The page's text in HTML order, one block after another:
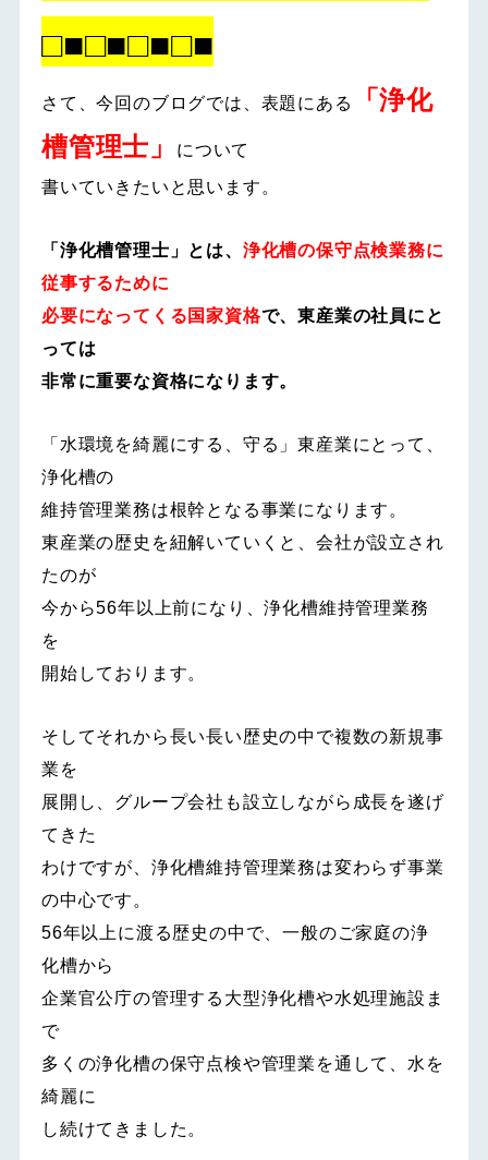
□■□■□■□■
さて、今回のブログでは、表題にある
「浄化
槽管理士」
について
書いていきたいと思います。
「浄化槽管理士」とは、 浄化槽の保守点検業務に
従事するために
必要になってくる国家資格で、東産業の社員にと
っては
非常に重要な資格になります。
「水環境を綺麗にする、守る」東産業にとって、
浄化槽の
維持管理業務は根幹となる事業になります。
東産業の歴史を紐解いていくと、会社が設立され
たのが
今から56年以上前になり、浄化槽維持管理業務
を
開始しております。
そしてそれから長い長い歴史の中で複数の新規事
業を
展開し、グループ会社も設立しながら成長を遂げ
てきた
わけですが、浄化槽維持管理業務は変わらず事業
の中心です。
56年以上に渡る歴史の中で、一般のご家庭の浄
化槽から
企業官公庁の管理する大型浄化槽や水処理施設ま
で
多くの浄化槽の保守点検や管理業を通して、水を
綺麗に
し続けてきました。